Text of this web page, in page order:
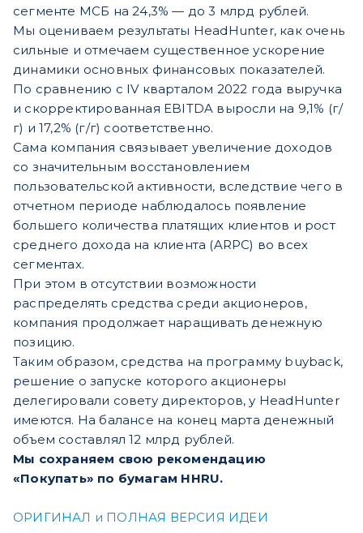
сегменте МСБ на 24,3% — до 3 млрд рублей.
Мы оцениваем результаты HeadHunter, как очень
сильные и отмечаем существенное ускорение
динамики основных финансовых показателей.
По сравнению с IV кварталом 2022 года выручка
и скорректированная EBITDA выросли на 9,1% (г/
г) и 17,2% (г/г) соответственно.
Сама компания связывает увеличение доходов
со значительным восстановлением
пользовательской активности, вследствие чего в
отчетном периоде наблюдалось появление
большего количества платящих клиентов и рост
среднего дохода на клиента (ARPC) во всех
сегментах.
При этом в отсутствии возможности
распределять средства среди акционеров,
компания продолжает наращивать денежную
позицию.
Таким образом, средства на программу buyback,
решение о запуске которого акционеры
делегировали совету директоров, у HeadHunter
имеются. На балансе на конец марта денежный
объем составлял 12 млрд рублей.
Мы сохраняем свою рекомендацию
«Покупать» по бумагам HHRU.
ОРИГИНАЛ и ПОЛНАЯ ВЕРСИЯ ИДЕИ